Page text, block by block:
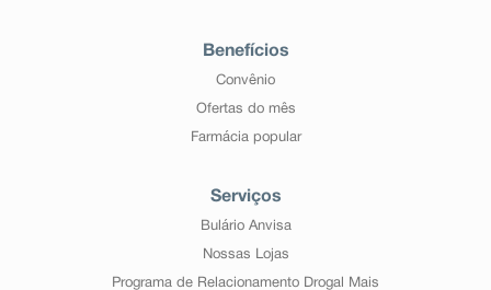
Benefícios
Convênio
Ofertas do mês
Farmácia popular
Serviços
Bulário Anvisa
Nossas Lojas
Programa de Relacionamento Drogal Mais